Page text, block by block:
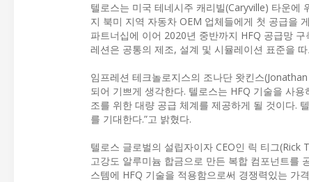
텔로스는 미국 테네시주 캐리빌(Caryville) 타운에
지 북미 지역 자동차 OEM 업체들에게 첫 공급을
파트너십에 이어 2020년 중반까지 HFQ 공급망
레션은 공통의 제조, 설계 및 시뮬레이션 표준을
임프레션 테크놀로지스의 조나단 왓킨스
되어 기쁘게 생각한다. 텔로스는 HFQ 기술을 사
조를 위한 대량 공급 체계를 제공하게 될 것이다.
를 기대한다.”고 밝혔다.
텔로스 글로벌의 설립자이자 CEO인 릭 티그
고강도 알루미늄 합금으로 만든 복합 컴포넌트를
스템에 HFQ 기술을 적용함으로써 경쟁력있는 가